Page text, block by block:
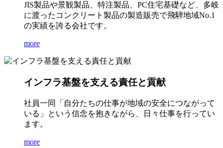
JIS製品や景観製品、特注製品、PC住宅基礎など、多岐
に渡ったコンクリート製品の製造販売で飛騨地域No.1
の実績を誇る会社です。
more
インフラ基盤を支える責任と貢献
社員一同「自分たちの仕事が地域の安全につながって
いる」という信念を抱きながら、日々仕事を行ってい
ます。
more